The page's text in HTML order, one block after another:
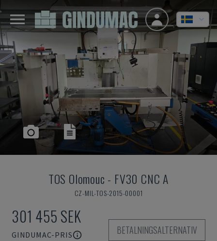
TOS Olomouc - FV30 CNC A
CZ-MIL-TOS-2015-00001
301 455 SEK
GINDUMAC-PRIS
BETALNINGSALTERNATIV